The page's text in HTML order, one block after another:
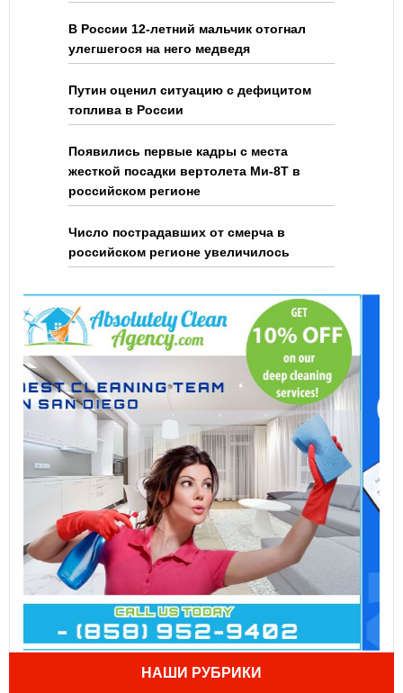
В России 12-летний мальчик отогнал
улегшегося на него медведя
Путин оценил ситуацию с дефицитом
топлива в России
Появились первые кадры с места
жесткой посадки вертолета Ми-8Т в
российском регионе
Число пострадавших от смерча в
российском регионе увеличилось
НАШИ РУБРИКИ